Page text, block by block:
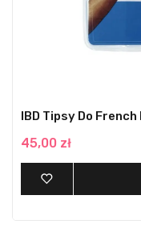
IBD Tipsy Do
45,00 zł